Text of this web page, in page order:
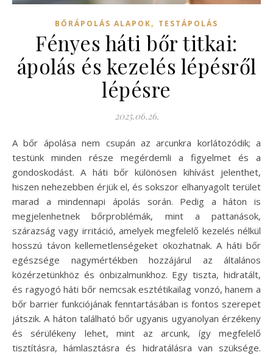
BŐRÁPOLÁS ALAPOK, TESTÁPOLÁS
Fényes háti bőr titkai:
ápolás és kezelés lépésről
lépésre
2025.06.26.
A bőr ápolása nem csupán az arcunkra korlátozódik; a
testünk minden része megérdemli a figyelmet és a
gondoskodást. A háti bőr különösen kihívást jelenthet,
hiszen nehezebben érjük el, és sokszor elhanyagolt terület
marad a mindennapi ápolás során. Pedig a háton is
megjelenhetnek bőrproblémák, mint a pattanások,
szárazság vagy irritáció, amelyek megfelelő kezelés nélkül
hosszú távon kellemetlenségeket okozhatnak. A háti bőr
egészsége nagymértékben hozzájárul az általános
közérzetünkhöz és önbizalmunkhoz. Egy tiszta, hidratált,
és ragyogó háti bőr nemcsak esztétikailag vonzó, hanem a
bőr barrier funkciójának fenntartásában is fontos szerepet
játszik. A háton található bőr ugyanis ugyanolyan érzékeny
és sérülékeny lehet, mint az arcunk, így megfelelő
tisztításra, hámlasztásra és hidratálásra van szüksége.